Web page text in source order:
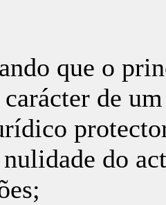
que o
carácter de
do